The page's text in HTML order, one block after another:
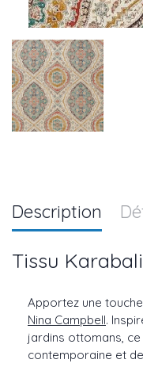
Description
Tissu
Apportez une
Nina Campbell.
jardins ottomans, ce
contemporaine et